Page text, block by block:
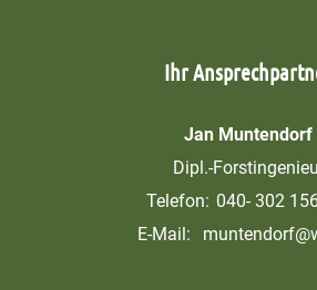
Ihr
Jan Muntendorf
Dipl.-
Telefon: 040- 302
E-Mail: